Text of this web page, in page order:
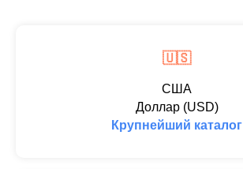
🇺🇸
США
Доллар (USD)
Крупнейший каталог